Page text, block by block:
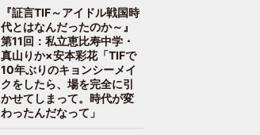
『証言TIF～アイドル戦国時
代とはなんだったのか～』
第11回：私立恵比寿中学・
真山りか×安本彩花「TIFで
10年ぶりのキョンシーメイ
クをしたら、場を完全に引
かせてしまって。時代が変
わったんだなって」